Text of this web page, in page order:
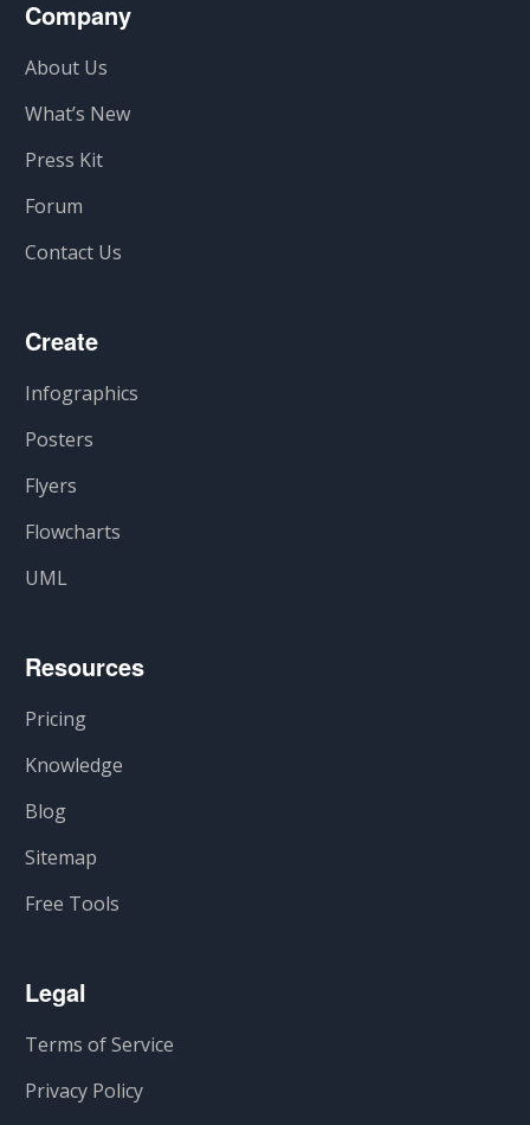
Company
About Us
What’s New
Press Kit
Forum
Contact Us
Create
Infographics
Posters
Flyers
Flowcharts
UML
Resources
Pricing
Knowledge
Blog
Sitemap
Free Tools
Legal
Terms of Service
Privacy Policy